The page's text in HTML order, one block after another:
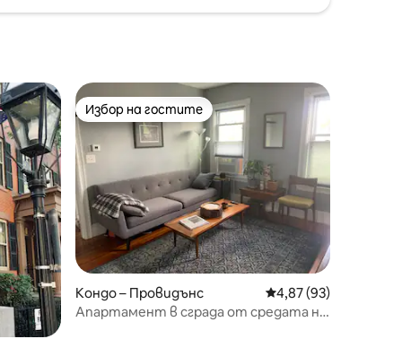
Избор на гостите
Избор на гостите
Кондо – Провидънс Средна оценка:
4,87 (93)
Апартамент в сграда от средата на